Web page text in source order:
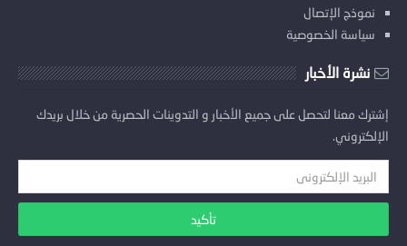
نموذج الإتصال
سياسة الخصوصية
نشرة الأخبار
إشترك معنا لتحصل على جميع الأخبار و التدوينات الحصرية من خلال بريدك
الإلكتروني.